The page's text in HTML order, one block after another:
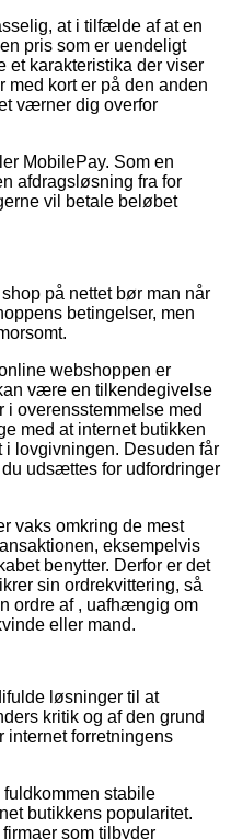
at i tilfælde af at en
pris som er uendeligt
et karakteristika der viser
med kort er på den anden
værner dig overfor
MobilePay. Som en
afdragsløsning fra for
vil betale beløbet
på nettet bør man når
betingelser, men
webshoppen er
være en tilkendegivelse
i overensstemmelse med
med at internet butikken
i lovgivningen. Desuden får
udsættes for udfordringer
vaks omkring de mest
eksempelvis
benytter. Derfor er det
sin ordrekvittering, så
ordre af , uafhængig om
eller mand.
løsninger til at
kritik og af den grund
internet forretningens
stabile
butikkens popularitet.
som tilbyder